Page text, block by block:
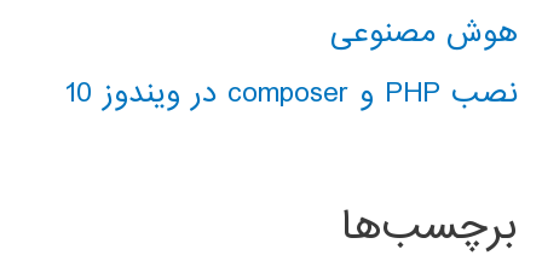
هوش مصنوعی
نصب PHP و composer در ویندوز 10
برچسب‌ها